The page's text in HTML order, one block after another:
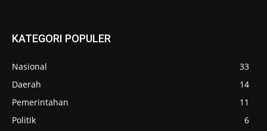
KATEGORI POPULER
Nasional
33
Daerah
14
Pemerintahan
11
Politik
6